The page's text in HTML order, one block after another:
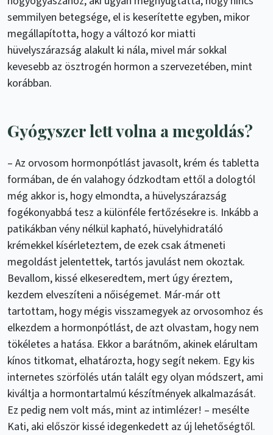
semmilyen betegsége, el is keserítette egyben, mikor
megállapította, hogy a változó kor miatti
hüvelyszárazság alakult ki nála, mivel már sokkal
kevesebb az ösztrogén hormon a szervezetében, mint
korábban.
Gyógyszer lett volna a megoldás?
– Az orvosom hormonpótlást javasolt, krém és tabletta
formában, de én valahogy ódzkodtam ettől a dologtól
még akkor is, hogy elmondta, a hüvelyszárazság
fogékonyabbá tesz a különféle fertőzésekre is. Inkább a
patikákban vény nélkül kapható, hüvelyhidratáló
krémekkel kísérleteztem, de ezek csak átmeneti
megoldást jelentettek, tartós javulást nem okoztak.
Bevallom, kissé elkeseredtem, mert úgy éreztem,
kezdem elveszíteni a nőiségemet. Már-már ott
tartottam, hogy mégis visszamegyek az orvosomhoz és
elkezdem a hormonpótlást, de azt olvastam, hogy nem
tökéletes a hatása. Ekkor a barátnőm, akinek elárultam
kínos titkomat, elhatározta, hogy segít nekem. Egy kis
internetes szörfölés után talált egy olyan módszert, ami
kiváltja a hormontartalmú készítmények alkalmazását.
Ez pedig nem volt más, mint az intimlézer! – mesélte
Kati, aki először kissé idegenkedett az új lehetőségtől.